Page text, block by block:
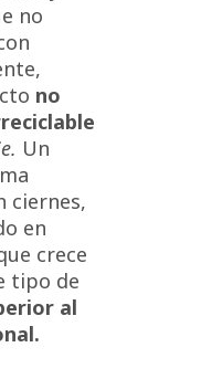
no
no
Un
ciernes,
en
crece
tipo de
al